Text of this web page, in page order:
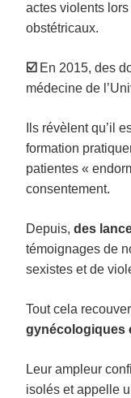
actes violents
obstétricaux.
☑️ En 2015, des
médecine de
Ils révèlent qu’il
formation
patientes «
consentement.
Depuis, des
témoignages de
sexistes et de
Tout cela
gynécologiques
Leur ampleur
isolés et appelle